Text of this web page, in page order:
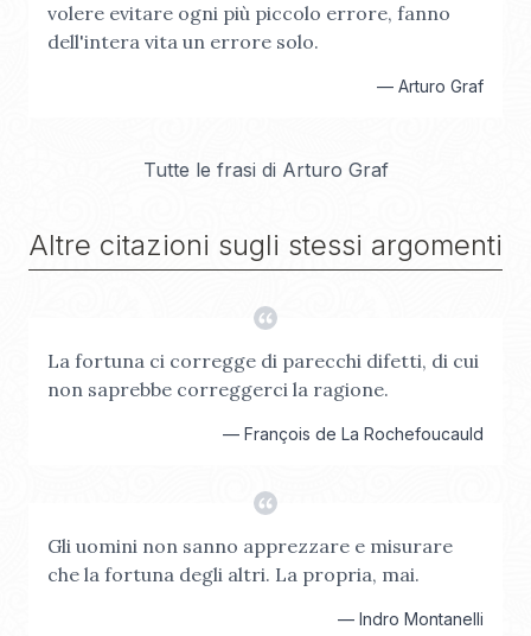
volere evitare ogni più piccolo errore, fanno
dell'intera vita un errore solo.
— Arturo Graf
Tutte le frasi di Arturo Graf
Altre citazioni sugli stessi argomenti
La fortuna ci corregge di parecchi difetti, di cui
non saprebbe correggerci la ragione.
— François de La Rochefoucauld
Gli uomini non sanno apprezzare e misurare
che la fortuna degli altri. La propria, mai.
— Indro Montanelli